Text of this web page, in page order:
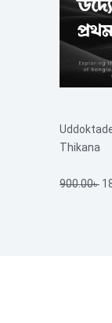
Thikana
900.00৳